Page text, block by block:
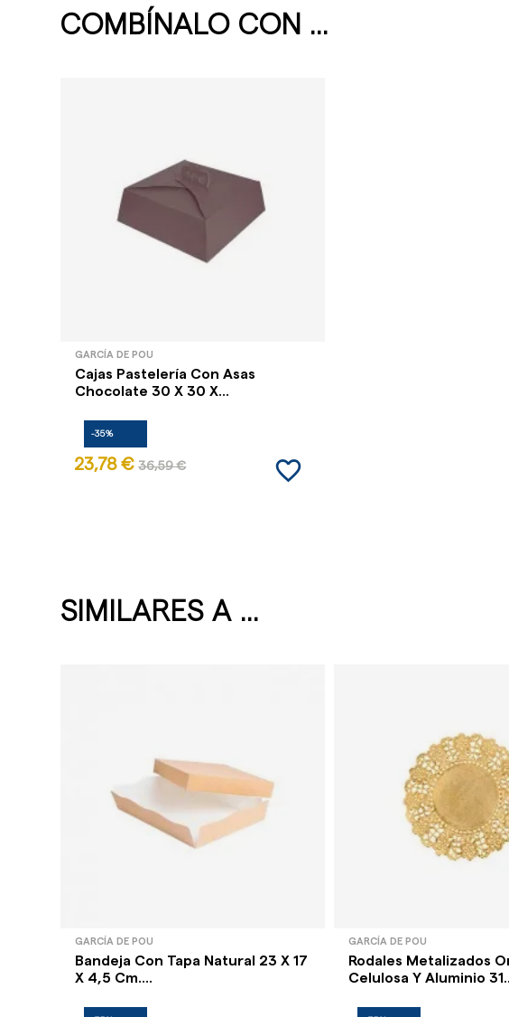
COMBÍNALO CON ...
GARCÍA DE POU
Cajas Pastelería Con Asas
Chocolate 30 X 30 X...
-35%
23,78 € 36,59 € favorite_border
SIMILARES A ...
GARCÍA DE POU
Bandeja Con Tapa Natural 23 X 17
X 4,5 Cm....
GARCÍA DE POU
Rodales Metalizados
Celulosa Y Aluminio